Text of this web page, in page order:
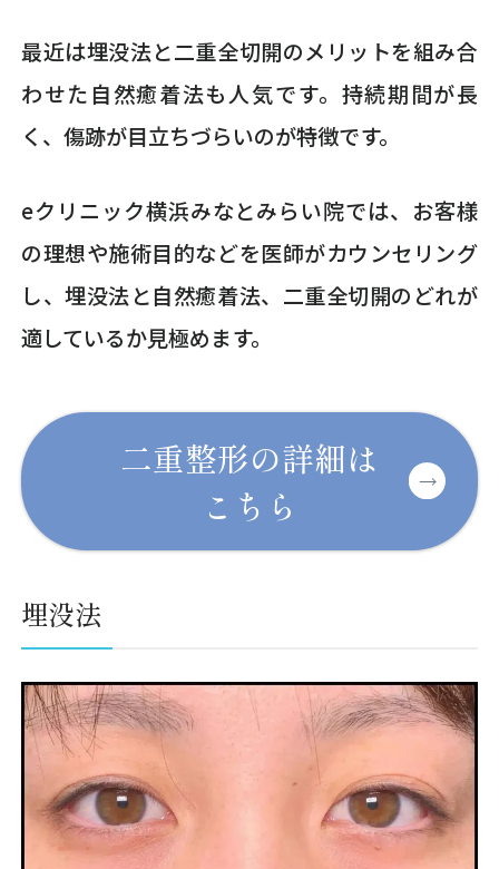
最近は埋没法と二重全切開のメリットを組み合
わせた自然癒着法も人気です。持続期間が長
く、傷跡が目立ちづらいのが特徴です。
eクリニック横浜みなとみらい院では、お客様
の理想や施術目的などを医師がカウンセリング
し、埋没法と自然癒着法、二重全切開のどれが
適しているか見極めます。
二重整形の詳細は
こちら
埋没法